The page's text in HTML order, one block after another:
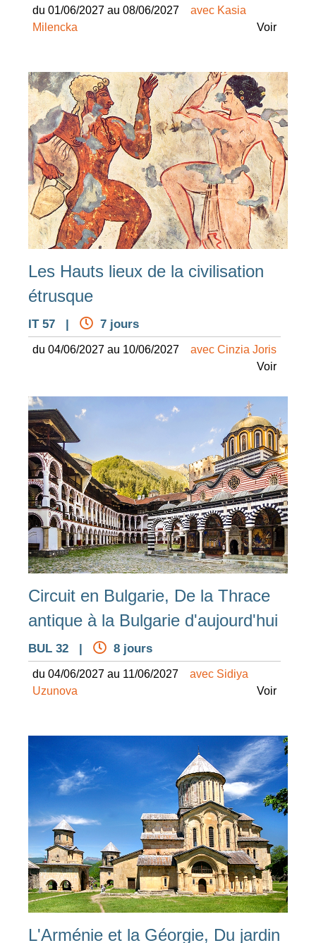
du 01/06/2027 au 08/06/2027
avec Kasia
Milencka
Voir
Les Hauts lieux de la civilisation
étrusque
IT 57 | 7 jours
du 04/06/2027 au 10/06/2027
avec Cinzia Joris
Voir
Circuit en Bulgarie, De la Thrace
antique à la Bulgarie d'aujourd'hui
BUL 32 | 8 jours
du 04/06/2027 au 11/06/2027
avec Sidiya
Uzunova
Voir
L'Arménie et la Géorgie, Du jardin